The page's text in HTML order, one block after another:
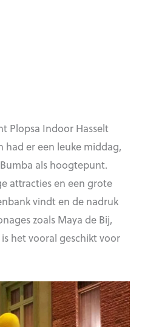
Plopsa Indoor Hasselt
had er een leuke middag,
als hoogtepunt.
attracties en een grote
vindt en de nadruk
zoals Maya de Bij,
het vooral geschikt voor